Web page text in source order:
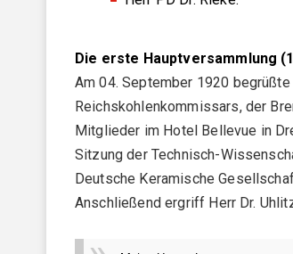
DKG FG 2 "Keramik für die
DKG FG 3 "Keramik für
DKG FG 5 "Silikatkeramik"
DKG FG 6 "Keramik in der
Hochschulen & Institute
Verbände
Aus- und Weiterbildung
Die erste Hauptversammlung
Am 04. September 1920
Reichskohlenkommissars, der
Mitglieder im Hotel Bellevue in
Sitzung der Technisch-
Deutsche Keramische
Anschließend ergriff Herr Dr.